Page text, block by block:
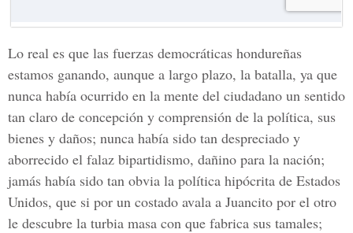
Lo real es que las fuerzas democráticas hondureñas
estamos ganando, aunque a largo plazo, la batalla, ya que
nunca había ocurrido en la mente del ciudadano un sentido
tan claro de concepción y comprensión de la política, sus
bienes y daños; nunca había sido tan despreciado y
aborrecido el falaz bipartidismo, dañino para la nación;
jamás había sido tan obvia la política hipócrita de Estados
Unidos, que si por un costado avala a Juancito por el otro
le descubre la turbia masa con que fabrica sus tamales;